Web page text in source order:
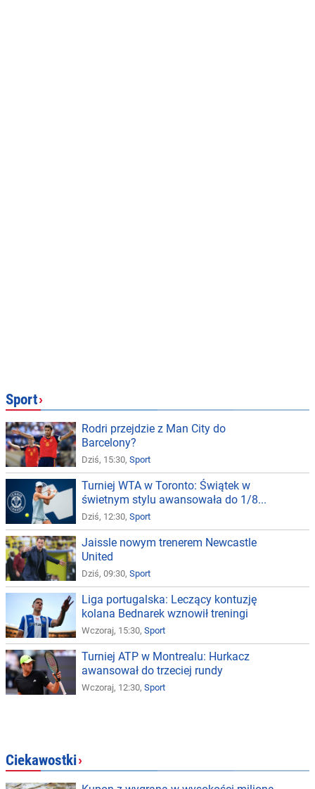
Sport›
Rodri przejdzie z Man City do
Barcelony?
Dziś, 15:30, Sport
Turniej WTA w Toronto: Świątek w
świetnym stylu awansowała do 1/8...
Dziś, 12:30, Sport
Jaissle nowym trenerem Newcastle
United
Dziś, 09:30, Sport
Liga portugalska: Leczący kontuzję
kolana Bednarek wznowił treningi
Wczoraj, 15:30, Sport
Turniej ATP w Montrealu: Hurkacz
awansował do trzeciej rundy
Wczoraj, 12:30, Sport
Ciekawostki›